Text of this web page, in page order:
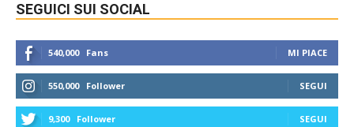
SEGUICI SUI SOCIAL
540,000 Fans MI PIACE
550,000 Follower SEGUI
9,300 Follower SEGUI